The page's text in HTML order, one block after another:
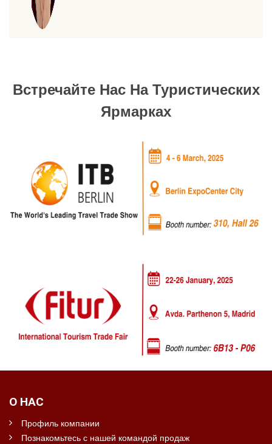
Встречайте Нас На Туристических
Ярмарках
О НАС
Профиль компании
Познакомьтесь с нашей командой продаж